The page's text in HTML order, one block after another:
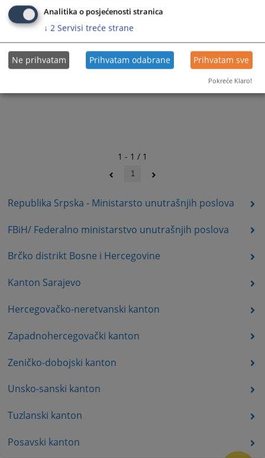
Republika Srpska - Ministarsto unutrašnjih poslova
FBiH/ Federalno ministarstvo unutrašnjih poslova
Brčko distrikt Bosne i Hercegovine
Kanton Sarajevo
Hercegovačko-neretvanski kanton
Zapadnohercegovački kanton
Zeničko-dobojski kanton
Unsko-sanski kanton
Tuzlanski kanton
Posavski kanton
1 - 1 / 1
1
Analitika o posjećenosti stranica
↓ 2 Servisi treće strane
Ne prihvatam Prihvatam odabrane Prihvatam sve
Pokreće Klaro!